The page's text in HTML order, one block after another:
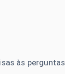
às perguntas